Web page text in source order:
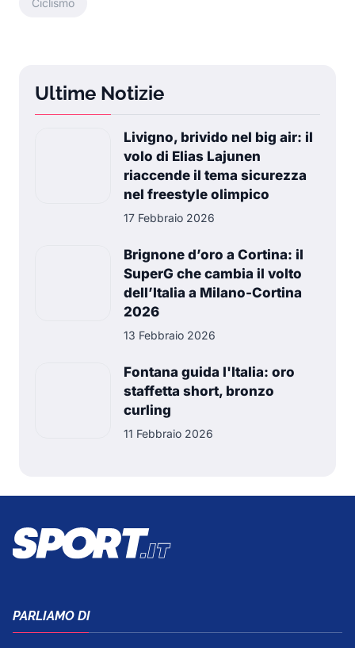
Ciclismo
Ultime Notizie
Livigno, brivido nel big air: il
volo di Elias Lajunen
riaccende il tema sicurezza
nel freestyle olimpico
17 Febbraio 2026
Brignone d’oro a Cortina: il
SuperG che cambia il volto
dell’Italia a Milano-Cortina
2026
13 Febbraio 2026
Fontana guida l'Italia: oro
staffetta short, bronzo
curling
11 Febbraio 2026
PARLIAMO DI